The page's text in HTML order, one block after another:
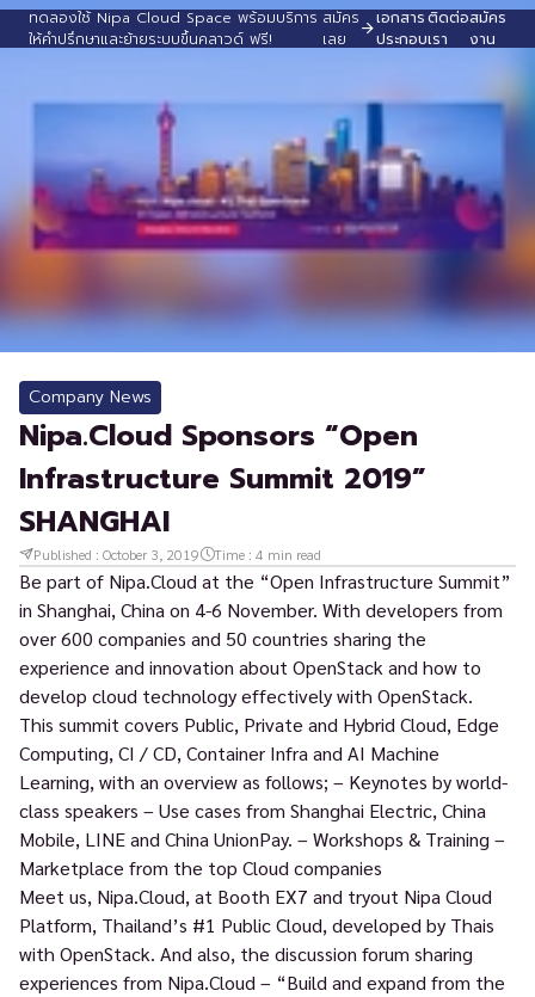
ทดลองใช้ Nipa Cloud Space พร้อมบริการ
ให้คำปรึกษาและย้ายระบบขึ้นคลาวด์ ฟรี!
สมัคร
เลย
เอกสาร
ประกอบ
ติดต่อ
เรา
สมัคร
งาน
Company News
Nipa.Cloud Sponsors “Open
Infrastructure Summit 2019”
SHANGHAI
Published : October 3, 2019 Time : 4 min read
Be part of Nipa.Cloud at the “Open Infrastructure Summit”
in Shanghai, China on 4-6 November. With developers from
over 600 companies and 50 countries sharing the
experience and innovation about OpenStack and how to
develop cloud technology effectively with OpenStack.
This summit covers Public, Private and Hybrid Cloud, Edge
Computing, CI / CD, Container Infra and AI Machine
Learning, with an overview as follows; – Keynotes by world-
class speakers – Use cases from Shanghai Electric, China
Mobile, LINE and China UnionPay. – Workshops & Training –
Marketplace from the top Cloud companies
Meet us, Nipa.Cloud, at Booth EX7 and tryout Nipa Cloud
Platform, Thailand’s #1 Public Cloud, developed by Thais
with OpenStack. And also, the discussion forum sharing
experiences from Nipa.Cloud – “Build and expand from the